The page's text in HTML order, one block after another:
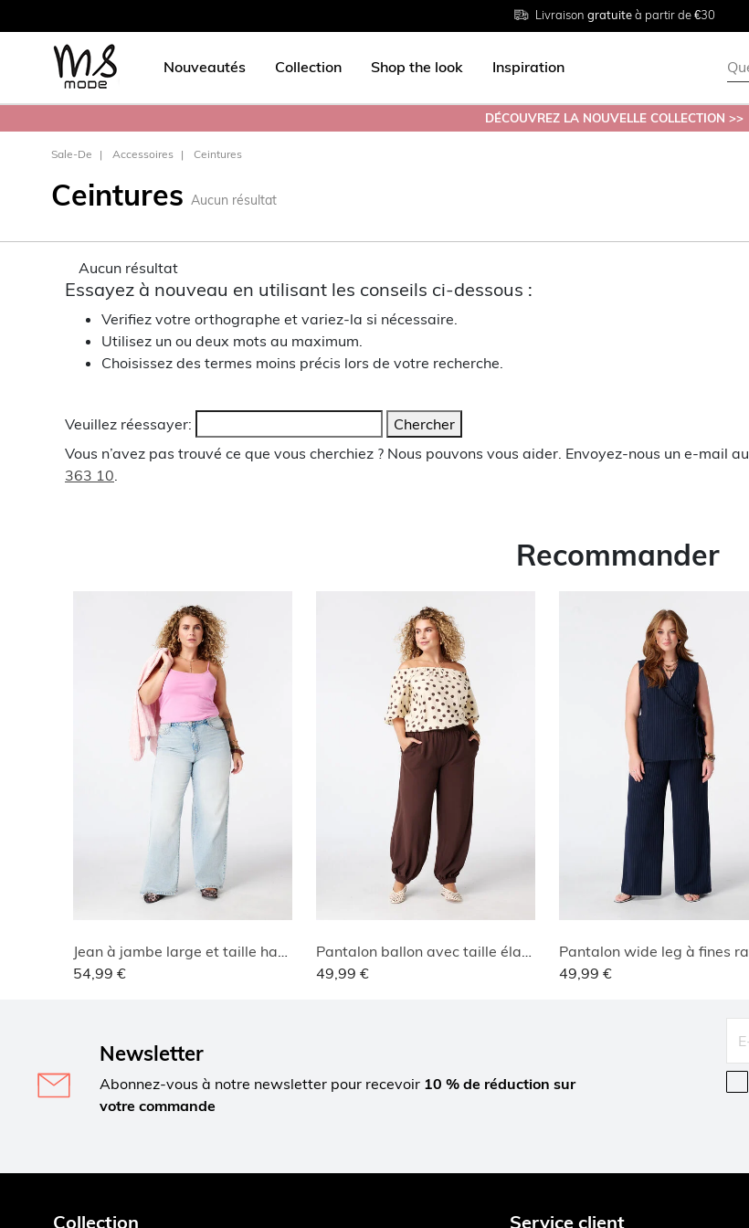
Livraison gratuiteà partir de €30
Tailles du38 au 54
Retourgratuit en magasin
Nouveautés Collection Shop the look Inspiration
DÉCOUVREZ LA NOUVELLE COLLECTION >>
Sale-De Accessoires Ceintures
Ceintures Aucun résultat
Aucun résultat
Essayez à nouveau en utilisant les conseils ci-dessous :
Verifiez votre orthographe et variez-la si nécessaire.
Utilisez un ou deux mots au maximum.
Choisissez des termes moins précis lors de votre recherche.
Veuillez réessayer:
Chercher
Vous n’avez pas trouvé ce que vous cherchiez ? Nous pouvons vous aider. Envoyez-nous un e-mail au
363 10
Recommander
54,99 €
49,99 €
49,99 €
Newsletter
Abonnez-vous à notre newsletter pour recevoir 10 % de réduction sur
votre commande
Collection Service client